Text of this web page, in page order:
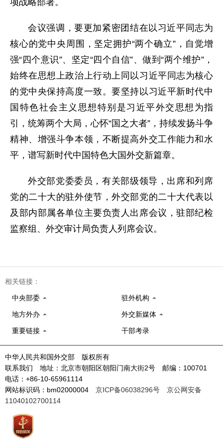
项战略部署。
会议强调，要更加紧密团结在以习近平同志为
核心的党中央周围，坚定拥护“两个确立”，自觉增
强“四个意识”、坚定“四个自信”、做到“两个维护”，
始终在思想上政治上行动上同以习近平同志为核心
的党中央保持高度一致。要坚持以习近平新时代中
国特色社会主义思想特别是习近平外交思想为指
引，统筹两个大局，心怀“国之大者”，持续发扬斗争
精神、增强斗争本领，不断提高外交工作能力和水
平，谱写新时代中国特色大国外交新篇章。
外交部党委委员，有关部级领导，出席和列席
党的二十大的驻外使节，外交部党的二十大代表以
及部内部属各单位主要负责人出席会议，驻部纪检
监察组、外交审计局负责人列席会议。
相关链接：
中央部委 驻外机构
地方外办 外交新媒体
重要链接 干部考录
中华人民共和国外交部 版权所有
联系我们 地址：北京市朝阳区朝阳门南大街2号 邮编：100701
电话：+86-10-65961114
网站标识码：bm02000004 京ICP备06038296号
京公网安备
11040102700114